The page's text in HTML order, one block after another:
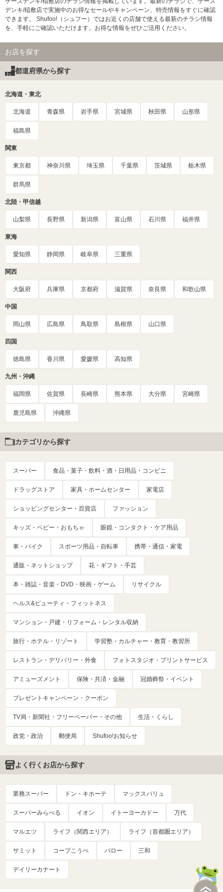
デンキ/稲敷店で実施中のお得なセールやキャンペーン、特売情報をすぐに確認
できます。 Shufoo!（シュフー）ではお近くの店舗で使える最新のチラシ情報
を、手軽にご確認いただけます。お得な情報をぜひご活用ください。
お店を探す
都道府県から探す
北海道・東北
北海道 青森県 岩手県 宮城県 秋田県 山形県
福島県
関東
東京都 神奈川県 埼玉県 千葉県 茨城県 栃木県
群馬県
北陸・甲信越
山梨県 長野県 新潟県 富山県 石川県 福井県
東海
愛知県 静岡県 岐阜県 三重県
関西
大阪府 兵庫県 京都府 滋賀県 奈良県 和歌山県
中国
岡山県 広島県 鳥取県 島根県 山口県
四国
徳島県 香川県 愛媛県 高知県
九州・沖縄
福岡県 佐賀県 長崎県 熊本県 大分県 宮崎県
鹿児島県 沖縄県
カテゴリから探す
スーパー 食品・菓子・飲料・酒・日用品・コンビニ
ドラッグストア 家具・ホームセンター 家電店
ショッピングセンター・百貨店 ファッション
キッズ・ベビー・おもちゃ 眼鏡・コンタクト・ケア用品
車・バイク スポーツ用品・自転車 携帯・通信・家電
通販・ネットショップ 花・ギフト・手芸
本・雑誌・音楽・DVD・映画・ゲーム リサイクル
ヘルス&ビューティ・フィットネス
マンション・戸建・リフォーム・レンタル収納
旅行・ホテル・リゾート 学習塾・カルチャー・教育・教習所
レストラン・デリバリー・外食 フォトスタジオ・プリントサービス
アミューズメント 保険・共済・金融 冠婚葬祭・イベント
プレゼントキャンペーン・クーポン
TV局・新聞社・フリーペーパー・その他 生活・くらし
政党・政治 郵便局 Shufoo!お知らせ
よく行くお店から探す
業務スーパー ドン・キホーテ マックスバリュ
スーパーみらべる イオン イトーヨーカドー 万代
マルエツ ライフ（関西エリア） ライフ（首都圏エリア）
サミット コープこうべ バロー 三和
デイリーカナート